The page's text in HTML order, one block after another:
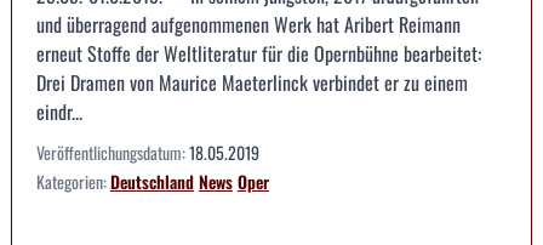
und überragend aufgenommenen Werk hat Aribert Reimann
erneut Stoffe der Weltliteratur für die Opernbühne bearbeitet:
Drei Dramen von Maurice Maeterlinck verbindet er zu einem
eindr...
Veröffentlichungsdatum:18.05.2019
Kategorien:DeutschlandNewsOper